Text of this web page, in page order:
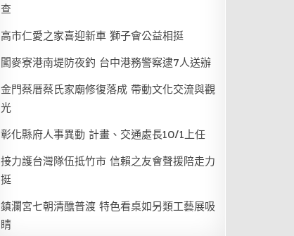
查
高市仁愛之家喜迎新車 獅子會公益相挺
闖麥寮港南堤防夜釣 台中港務警察逮7人送辦
金門蔡厝蔡氏家廟修復落成 帶動文化交流與觀
光
彰化縣府人事異動 計畫、交通處長10/1上任
接力護台灣隊伍抵竹市 信賴之友會聲援陪走力
挺
鎮瀾宮七朝清醮普渡 特色看桌如另類工藝展吸
睛